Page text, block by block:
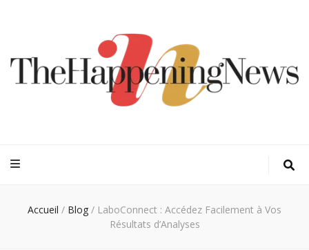
Accueil / Blog / LaboConnect : Accédez Facilement à Vos
Résultats d’Analyses